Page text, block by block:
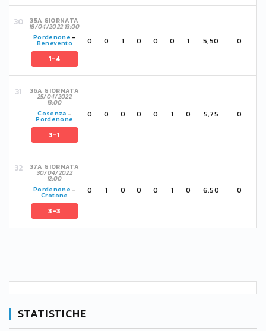
35A GIORNATA
18/04/2022 13:00
Pordenone -
Benevento
1-4
0 0 1 0 0 0 1 5,50 0
36A GIORNATA
25/04/2022
13:00
Cosenza -
Pordenone
3-1
0 0 0 0 0 1 0 5,75 0
37A GIORNATA
30/04/2022
12:00
Pordenone -
Crotone
3-3
0 1 0 0 0 1 0 6,50 0
STATISTICHE